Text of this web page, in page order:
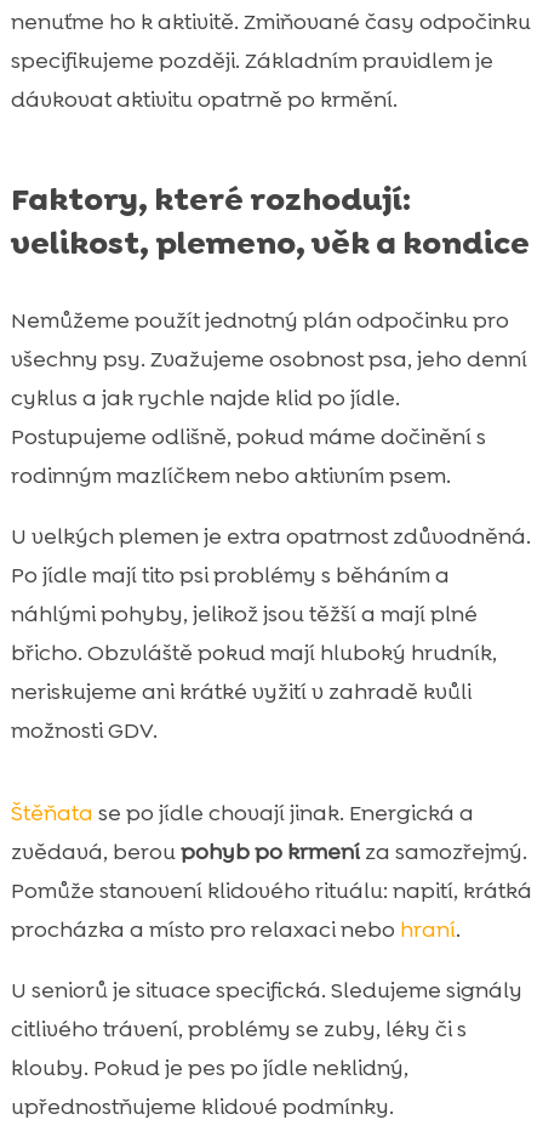
nenuťme ho k aktivitě. Zmiňované časy odpočinku
specifikujeme později. Základním pravidlem je
dávkovat aktivitu opatrně po krmění.
Faktory, které rozhodují:
velikost, plemeno, věk a kondice
Nemůžeme použít jednotný plán odpočinku pro
všechny psy. Zvažujeme osobnost psa, jeho denní
cyklus a jak rychle najde klid po jídle.
Postupujeme odlišně, pokud máme dočinění s
rodinným mazlíčkem nebo aktivním psem.
U velkých plemen je extra opatrnost zdůvodněná.
Po jídle mají tito psi problémy s běháním a
náhlými pohyby, jelikož jsou těžší a mají plné
břicho. Obzvláště pokud mají hluboký hrudník,
neriskujeme ani krátké vyžití v zahradě kvůli
možnosti GDV.
Štěňata se po jídle chovají jinak. Energická a
zvědavá, beroupohyb po krmeníza samozřejmý.
Pomůže stanovení klidového rituálu: napití, krátká
procházka a místo pro relaxaci nebo hraní.
U seniorů je situace specifická. Sledujeme signály
citlivého trávení, problémy se zuby, léky či s
klouby. Pokud je pes po jídle neklidný,
upřednostňujeme klidové podmínky.